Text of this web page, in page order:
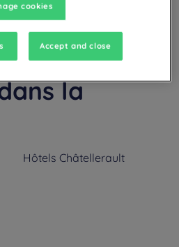
la
Hôtels Châtellerault
cookies
Accept and close